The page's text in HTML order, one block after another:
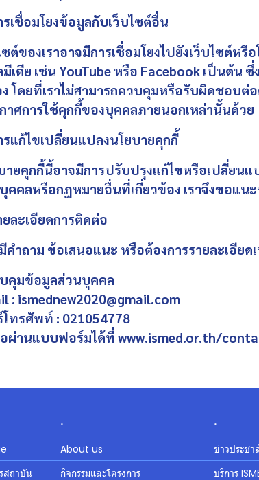
รเชื่อมโยงข้อมูลกับเว็บไซต์อื่น
ซต์ของเราอาจมีการเชื่อมโยงไปยังเว็บไซต์ห
มีเดีย เช่น YouTube หรือ Facebook เป็นต้
ง โดยที่เราไม่สามารถควบคุมหรือรับผิดชอบ
าศการใช้คุกกี้ของบุคคลภายนอกเหล่านั้นด้วย
รแก้ไขเปลี่ยนแปลงนโยบายคุกกี้
ายคุกกี้นี้อาจมีการปรับปรุงแก้ไขหรือเปลี่ยน
คคลหรือกฎหมายอื่นที่เกี่ยวข้อง เราจึงขอแน
ยละเอียดการติดต่อ
คำถาม ข้อเสนอแนะ หรือต้องการรายละเอีย
คุมข้อมูลส่วนบุคคล
: ismednew2020@gmail.com
โทรศัพท์ : 021054778
ผ่านแบบฟอร์มได้ที่ www.ismed.or.th/
สถาบัน
.
About us
กิจกรรมและโครงการ
.
ข่าวประช
บริการ